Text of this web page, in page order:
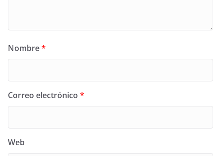
Nombre*
Correo electrónico *
Web